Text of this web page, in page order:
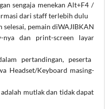
sengaja menekan Alt+F4 /
dari staff terlebih dulu
selesai, pemain diWAJIBKAN
nya dan print-screen layar
pertandingan, peserta
Headset/Keyboard masing-
mutlak dan tidak dapat